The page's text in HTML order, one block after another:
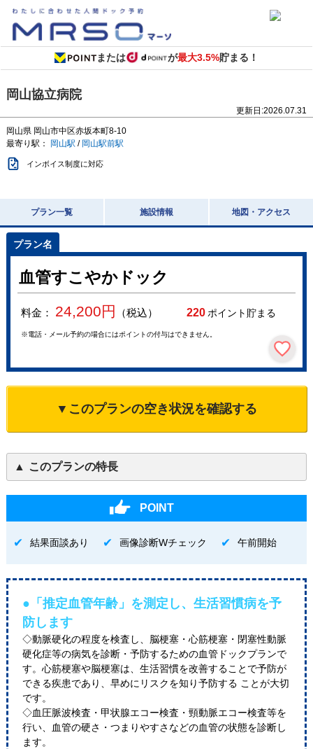
または が最大3.5%貯まる！
岡山協立病院
更新日:2026.07.31
岡山県 岡山市中区赤坂本町8-10
最寄り駅：
岡山駅 / 岡山駅前駅
インボイス制度に対応
プラン一覧 施設情報 地図・アクセス
血管すこやかドック
料金： 24,200円 （税込） 220ポイント貯まる
※電話・メール予約の場合にはポイントの付与はできません。
▼このプランの空き状況を確認する
このプランの特長
POINT
結果面談あり 画像診断Wチェック 午前開始
●「推定血管年齢」を測定し、生活習慣病を予
防します
◇動脈硬化の程度を検査し、脳梗塞・心筋梗塞・閉塞性動脈
硬化症等の病気を診断・予防するための血管ドックプランで
す。心筋梗塞や脳梗塞は、生活習慣を改善することで予防が
できる疾患であり、早めにリスクを知り予防する ことが大切
です。
◇血圧脈波検査・甲状腺エコー検査・頸動脈エコー検査等を
行い、血管の硬さ・つまりやすさなどの血管の状態を診断し
ます。